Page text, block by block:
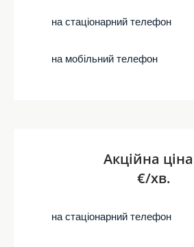
на стаціонарний телефон
на мобільний телефон
Акційна
€/хв.
на стаціонарний телефон